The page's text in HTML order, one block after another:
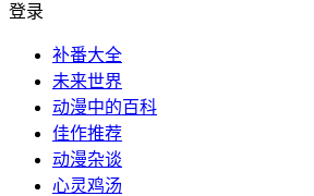
登录
补番大全
未来世界
动漫中的百科
佳作推荐
动漫杂谈
心灵鸡汤